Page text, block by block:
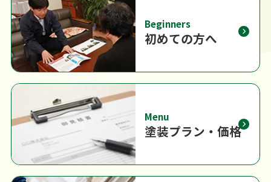
Beginners
初めての方へ
Menu
塗装プラン・価格